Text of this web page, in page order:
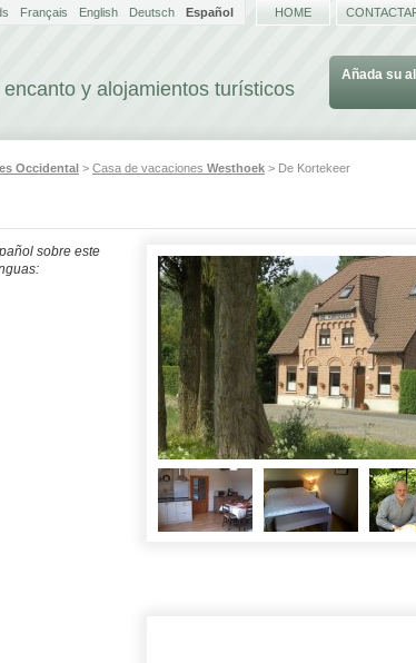
y alojamientos turísticos
Añada su
Français English Deutsch Español HOME
Occidental > Casa de vacaciones Westhoek > De Kortekeer
sobre este